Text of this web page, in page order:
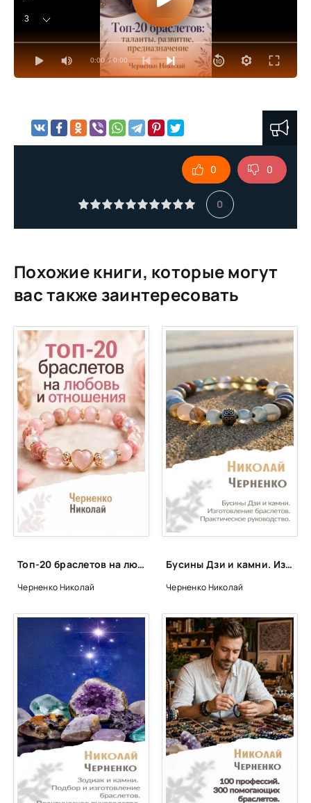
0:00 / 0:00
3
4
0
0 0
Похожие книги, которые могут
вас также заинтересовать
Топ-20 браслетов на любовь и отношения - Николай Черненко
Черненко Николай
Бусины Дзи и камни. Изготовление браслетов. Практическое руководство. - Николай Черненко
Черненко Николай